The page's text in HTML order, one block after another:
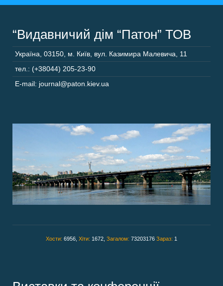
“Видавничий дім “Патон” ТОВ
Україна 03150 м. Київ, вул. Казимира Малевича, 11
тел.: (+38044) 205-23-90
E-mail: journal@paton.kiev.ua
Хости: 6956, Хіти: 1672, Загалом: 73203176 Зараз: 1